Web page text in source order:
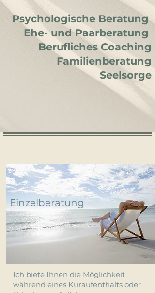
Psychologische Beratung
Ehe- und Paarberatung
Berufliches Coaching
Familienberatung
Seelsorge
Einzelberatung
Ich biete Ihnen die Möglichkeit
während eines Kuraufenthalts oder